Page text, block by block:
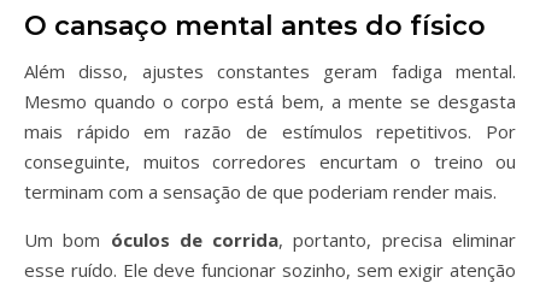
O cansaço mental antes do físico
Além disso, ajustes constantes geram fadiga mental.
Mesmo quando o corpo está bem, a mente se desgasta
mais rápido em razão de estímulos repetitivos. Por
conseguinte, muitos corredores encurtam o treino ou
terminam com a sensação de que poderiam render mais.
Um bom óculos de corrida, portanto, precisa eliminar
esse ruído. Ele deve funcionar sozinho, sem exigir atenção